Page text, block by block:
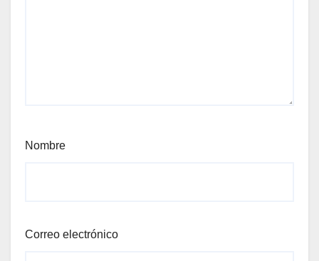
Nombre
Correo electrónico